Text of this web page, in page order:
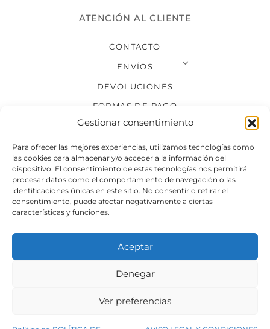
Gestionar consentimiento
Para ofrecer las mejores experiencias, utilizamos tecnologías como
las cookies para almacenar y/o acceder a la información del
dispositivo. El consentimiento de estas tecnologías nos permitirá
procesar datos como el comportamiento de navegación o las
identificaciones únicas en este sitio. No consentir o retirar el
consentimiento, puede afectar negativamente a ciertas
características y funciones.
Aceptar
Denegar
Ver preferencias
ATENCIÓN AL CLIENTE
CONTACTO
ENVÍOS
DEVOLUCIONES
FORMAS DE PAGO
SÍGUENOS
Condiciones generales de venta